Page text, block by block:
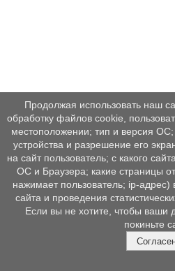
Продолжая использовать наш
обработку файлов cookie,
местоположении; тип и версия ОС;
устройства и разрешение его
на сайт пользователь; с какого
ОС и Браузера; какие страницы
нажимает пользователь; ip-
сайта и проведения
Если вы не хотите, чтобы ваши
покиньте